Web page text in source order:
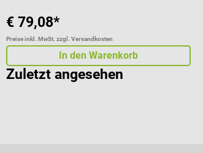
€ 79,08*
Preise inkl. MwSt. zzgl. Versandkosten
In den Warenkorb
Zuletzt angesehen